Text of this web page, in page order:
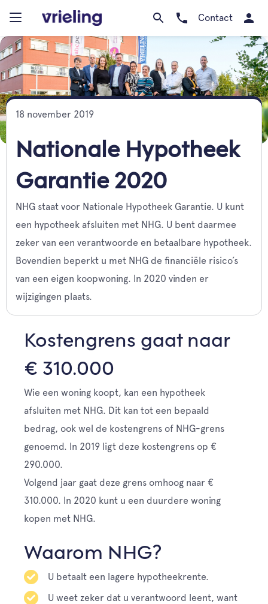
Contact
18 november 2019
Nationale Hypotheek
Garantie 2020
NHG staat voor Nationale Hypotheek Garantie. U kunt
een hypotheek afsluiten met NHG. U bent daarmee
zeker van een verantwoorde en betaalbare hypotheek.
Bovendien beperkt u met NHG de financiële risico’s
van een eigen koopwoning. In 2020 vinden er
wijzigingen plaats.
Kostengrens gaat naar
€ 310.000
Wie een woning koopt, kan een hypotheek
afsluiten met NHG. Dit kan tot een bepaald
bedrag, ook wel de kostengrens of NHG-grens
genoemd. In 2019 ligt deze kostengrens op €
290.000.
Volgend jaar gaat deze grens omhoog naar €
310.000. In 2020 kunt u een duurdere woning
kopen met NHG.
Waarom NHG?
U betaalt een lagere hypotheekrente.
U weet zeker dat u verantwoord leent, want